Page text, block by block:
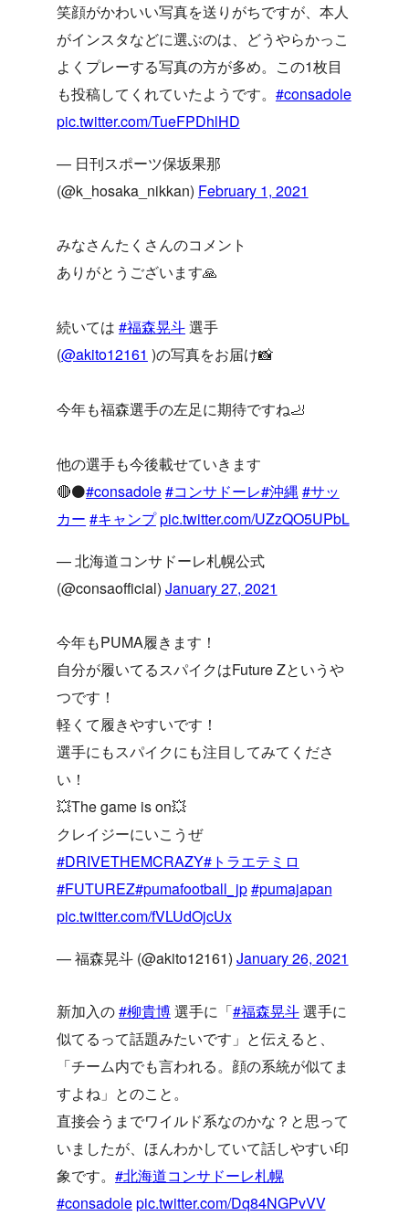
笑顔がかわいい写真を送りがちですが、本人
がインスタなどに選ぶのは、どうやらかっこ
よくプレーする写真の方が多め。この1枚目
も投稿してくれていたようです。 #consadole
pic.twitter.com/TueFPDhlHD
— 日刊スポーツ保坂果那
(@k_hosaka_nikkan) February 1, 2021
みなさんたくさんのコメント
ありがとうございます🙏
続いては#福森晃斗選手
(@akito12161 )の写真をお届け📸
今年も福森選手の左足に期待ですね🦶
他の選手も今後載せていきます
🔴⚫️#consadole#コンサドーレ#沖縄#サッ
カー #キャンプpic.twitter.com/UZzQO5UPbL
— 北海道コンサドーレ札幌公式
(@consaofficial) January 27, 2021
今年もPUMA履きます！
自分が履いてるスパイクはFuture Zというや
つです！
軽くて履きやすいです！
選手にもスパイクにも注目してみてくださ
い！
💥The game is on💥
クレイジーにいこうぜ
#DRIVETHEMCRAZY#トラエテミロ
#FUTUREZ#pumafootball_jp#pumajapan
pic.twitter.com/fVLUdOjcUx
— 福森晃斗 (@akito12161) January 26, 2021
新加入の#柳貴博選手に「#福森晃斗選手に
似てるって話題みたいです」と伝えると、
「チーム内でも言われる。顔の系統が似てま
すよね」とのこと。
直接会うまでワイルド系なのかな？と思って
いましたが、ほんわかしていて話しやすい印
象です。#北海道コンサドーレ札幌
#consadolepic.twitter.com/Dq84NGPvVV